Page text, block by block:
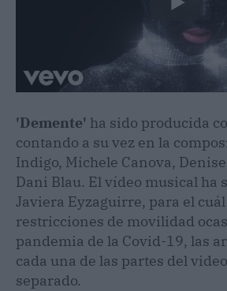
'Demente' ha sido producida
contando a su vez en la
Indigo, Michele Canova,
Dani Blau. El vídeo musical ha
Javiera Eyzaguirre, para el
restricciones de movilidad
pandemia de la Covid-19, las
cada una de las partes del
separado.